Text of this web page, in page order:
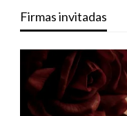
Firmas invitadas